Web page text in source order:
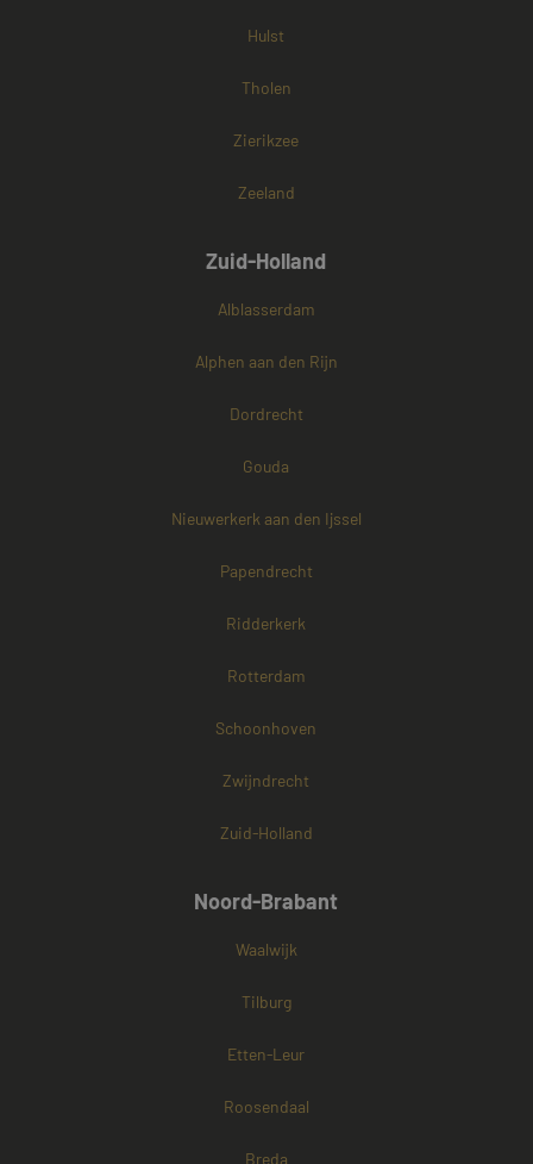
Hulst
Tholen
Zierikzee
Zeeland
Zuid-Holland
Alblasserdam
Alphen aan den Rijn
Dordrecht
Gouda
Nieuwerkerk aan den Ijssel
Papendrecht
Ridderkerk
Rotterdam
Schoonhoven
Zwijndrecht
Zuid-Holland
Noord-Brabant
Waalwijk
Tilburg
Etten-Leur
Roosendaal
Breda